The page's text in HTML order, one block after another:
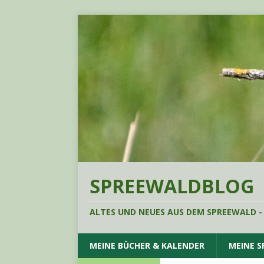
SPREEWALDBLOG
ALTES UND NEUES AUS DEM SPREEWALD
MEINE BÜCHER & KALENDER MEINE